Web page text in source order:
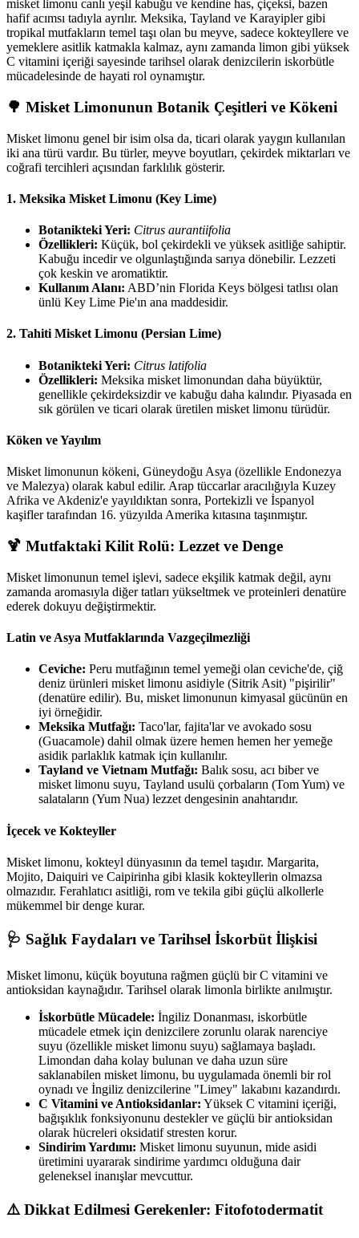
misket limonu canlı yeşil kabuğu ve kendine has, çiçeksi, bazen
hafif acımsı tadıyla ayrılır. Meksika, Tayland ve Karayipler gibi
tropikal mutfakların temel taşı olan bu meyve, sadece kokteyllere ve
yemeklere asitlik katmakla kalmaz, aynı zamanda limon gibi yüksek
C vitamini içeriği sayesinde tarihsel olarak denizcilerin iskorbütle
mücadelesinde de hayati rol oynamıştır.
🌳 Misket Limonunun Botanik Çeşitleri ve Kökeni
Misket limonu genel bir isim olsa da, ticari olarak yaygın kullanılan
iki ana türü vardır. Bu türler, meyve boyutları, çekirdek miktarları ve
coğrafi tercihleri açısından farklılık gösterir.
1. Meksika Misket Limonu (Key Lime)
Botanikteki Yeri: Citrus aurantiifolia
Özellikleri: Küçük, bol çekirdekli ve yüksek asitliğe sahiptir.
Kabuğu incedir ve olgunlaştığında sarıya dönebilir. Lezzeti
çok keskin ve aromatiktir.
Kullanım Alanı: ABD’nin Florida Keys bölgesi tatlısı olan
ünlü Key Lime Pie'ın ana maddesidir.
2. Tahiti Misket Limonu (Persian Lime)
Botanikteki Yeri: Citrus latifolia
Özellikleri: Meksika misket limonundan daha büyüktür,
genellikle çekirdeksizdir ve kabuğu daha kalındır. Piyasada en
sık görülen ve ticari olarak üretilen misket limonu türüdür.
Köken ve Yayılım
Misket limonunun kökeni, Güneydoğu Asya (özellikle Endonezya
ve Malezya) olarak kabul edilir. Arap tüccarlar aracılığıyla Kuzey
Afrika ve Akdeniz'e yayıldıktan sonra, Portekizli ve İspanyol
kaşifler tarafından 16. yüzyılda Amerika kıtasına taşınmıştır.
🍹 Mutfaktaki Kilit Rolü: Lezzet ve Denge
Misket limonunun temel işlevi, sadece ekşilik katmak değil, aynı
zamanda aromasıyla diğer tatları yükseltmek ve proteinleri denatüre
ederek dokuyu değiştirmektir.
Latin ve Asya Mutfaklarında Vazgeçilmezliği
Ceviche: Peru mutfağının temel yemeği olan ceviche'de, çiğ
deniz ürünleri misket limonu asidiyle (Sitrik Asit) "pişirilir"
(denatüre edilir). Bu, misket limonunun kimyasal gücünün en
iyi örneğidir.
Meksika Mutfağı: Taco'lar, fajita'lar ve avokado sosu
(Guacamole) dahil olmak üzere hemen hemen her yemeğe
asidik parlaklık katmak için kullanılır.
Tayland ve Vietnam Mutfağı: Balık sosu, acı biber ve
misket limonu suyu, Tayland usulü çorbaların (Tom Yum) ve
salataların (Yum Nua) lezzet dengesinin anahtarıdır.
İçecek ve Kokteyller
Misket limonu, kokteyl dünyasının da temel taşıdır. Margarita,
Mojito, Daiquiri ve Caipirinha gibi klasik kokteyllerin olmazsa
olmazıdır. Ferahlatıcı asitliği, rom ve tekila gibi güçlü alkollerle
mükemmel bir denge kurar.
🩺 Sağlık Faydaları ve Tarihsel İskorbüt İlişkisi
Misket limonu, küçük boyutuna rağmen güçlü bir C vitamini ve
antioksidan kaynağıdır. Tarihsel olarak limonla birlikte anılmıştır.
İskorbütle Mücadele: İngiliz Donanması, iskorbütle
mücadele etmek için denizcilere zorunlu olarak narenciye
suyu (özellikle misket limonu suyu) sağlamaya başladı.
Limondan daha kolay bulunan ve daha uzun süre
saklanabilen misket limonu, bu uygulamada önemli bir rol
oynadı ve İngiliz denizcilerine "Limey" lakabını kazandırdı.
C Vitamini ve Antioksidanlar: Yüksek C vitamini içeriği,
bağışıklık fonksiyonunu destekler ve güçlü bir antioksidan
olarak hücreleri oksidatif stresten korur.
Sindirim Yardımı: Misket limonu suyunun, mide asidi
üretimini uyararak sindirime yardımcı olduğuna dair
geleneksel inanışlar mevcuttur.
⚠️ Dikkat Edilmesi Gerekenler: Fitofotodermatit